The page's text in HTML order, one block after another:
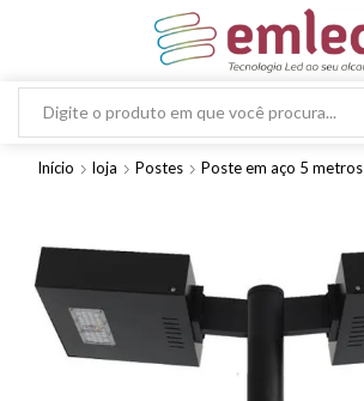
Search
Início loja Postes Poste em aço 5 metros